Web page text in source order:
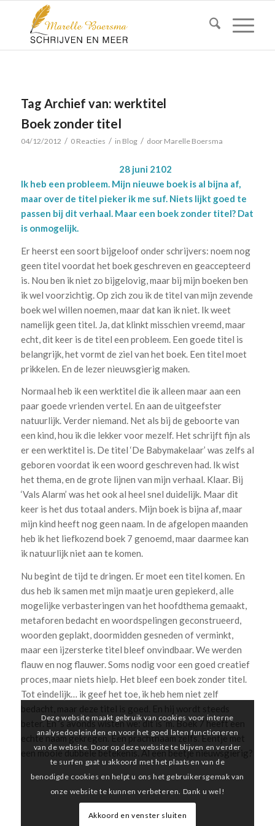
Tag Archief van: werktitel
Boek zonder titel
04/12/2012 / 0 Reacties / in Blog / door Marelle Boersma
28 juni 2102
Ik heb een probleem. Mijn nieuwe boek is al bijna af,
maar over de titel pieker ik me suf. Niets lijkt goed te
passen bij dit verhaal. Maar een boek zonder titel? Dat
is onmogelijk.
Er heerst een soort bijgeloof onder schrijvers: noem nog
geen titel voordat het boek geschreven en geaccepteerd
is. Nou ben ik niet zo bijgelovig, maar bij mijn boeken ben
ik wel voorzichtig. Op zich zou ik de titel van mijn zevende
boek wel willen noemen, maar dat kan ik niet. Ik weet
namelijk geen titel. Ja, dat klinkt misschien vreemd, maar
echt, dit keer is de titel een probleem. Een goede titel is
belangrijk, het vormt de ziel van het boek. Een titel moet
prikkelen. En de lezer nieuwsgierig maken.
Normaal heb ik een werktitel die ik alleen maar aan een
paar goede vrienden vertel. En aan de uitgeefster
natuurlijk. Verder niemand. Net als bij de geboorte van
een kind, hou ik die lekker voor mezelf. Het schrijft fijn als
er een werktitel is. De titel ‘De Babymakelaar’ was zelfs al
geboren voordat ik een woord geschreven had. Ik wist
het thema, en de grote lijnen van mijn verhaal. Klaar. Bij
‘Vals Alarm’ was het ook al heel snel duidelijk. Maar dit
keer is het dus totaal anders. Mijn boek is bijna af, maar
mijn kind heeft nog geen naam. In de afgelopen maanden
heb ik het liefkozend boek 7 genoemd, maar daarmee kan
ik natuurlijk niet aan te komen.
Nu begint de tijd te dringen. Er moet een titel komen. En
dus heb ik samen met mijn maatje uren gepiekerd, alle
mogelijke verbasteringen van het hoofdthema gemaakt,
metaforen bedacht en woordspelingen geconstrueerd,
woorden geplakt, doormidden gesneden of verminkt,
maar een ijzersterke titel bleef onvindbaar. We werden
flauw en nog flauwer. Soms nodig voor een goed creatief
proces, maar niets hielp. Het bleef een boek zonder titel.
Tot eindelijk… ik geef het toe, ik heb hem niet zelf
beter. En ’s avonds wisten we: dit is ’m. Boek 7 heeft een
echte naam gekregen. Een prachtnaam zelfs. Eentje met
een mooie dubbele betekenis. Al een beetje nieuwsgierig?
Deze website maakt gebruik van cookies voor interne
analysedoeleinden en voor het goed laten functioneren
van de website. Door op deze website te blijven en verder
te surfen gaat u akkoord met het plaatsen van de
benodigde cookies en helpt u ons het gebruikersgemak van
onze website te kunnen verbeteren. Dank u wel!
Akkoord en venster sluiten